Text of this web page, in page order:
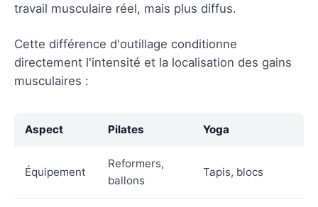
travail musculaire réel, mais plus diffus.
Cette différence d'outillage conditionne
directement l'intensité et la localisation des gains
musculaires :
Aspect Pilates Yoga
Équipement
Reformers,
ballons
Tapis, blocs